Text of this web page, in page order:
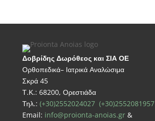
Δοβρίδης Δωρόθεος και ΣΙΑ ΟΕ
Ορθοπεδικά– Ιατρικά Αναλώσιμα
Σκρά 45
Τ.Κ.: 68200, Ορεστιάδα
Τηλ.: (+30)2552024027 (+30)2552081957
Email: info@proionta-anoias.gr&